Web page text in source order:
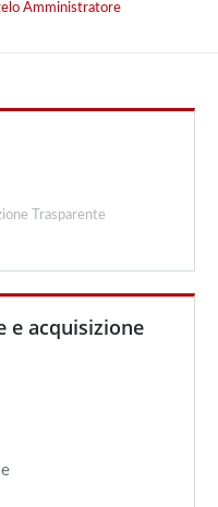
Amministratore
Trasparente
e acquisizione